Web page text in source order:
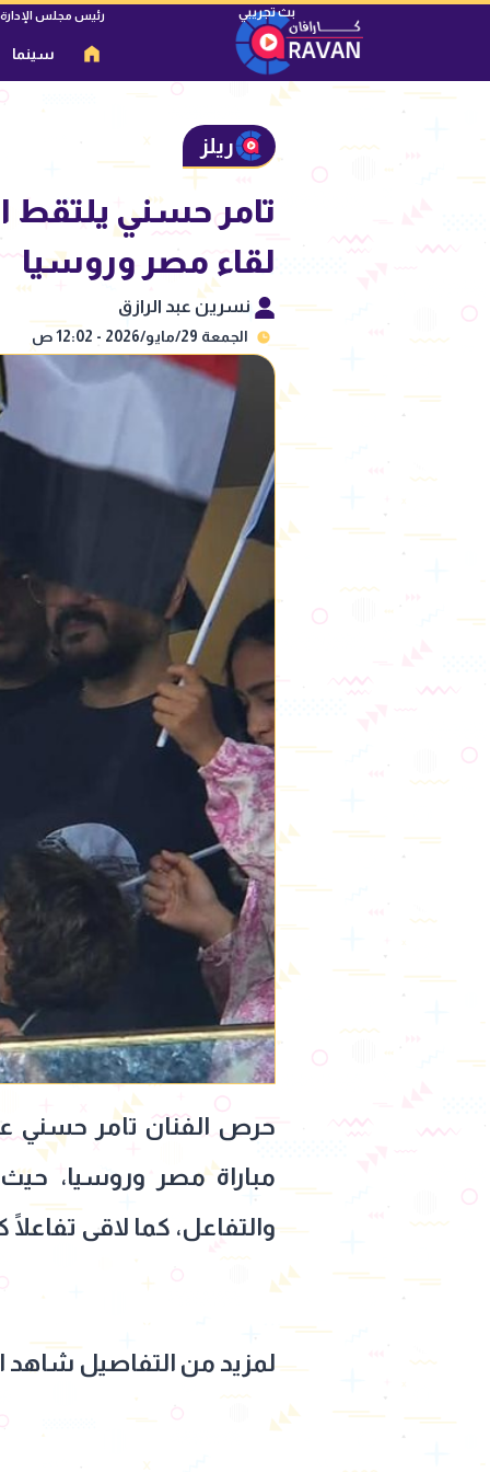
رئيس مجلس الإدارة
سينما
ريلز
تامر حسني يلتقط
لقاء مصر وروسيا
نسرين عبد الرازق
الجمعة 29/مايو/2026 - 12:02 ص
حرص الفنان تامر حسني
مباراة مصر وروسيا،
والتفاعل، كما لاقى
لمزيد من التفاصيل شاهد